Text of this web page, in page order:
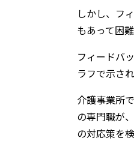
しかし、フ
もあって困
フィードバ
ラフで示さ
介護事業所
の専門職が
の対応策を